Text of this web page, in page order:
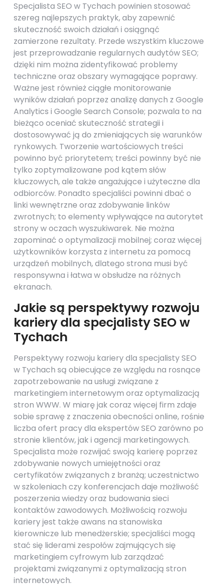
Specjalista SEO w Tychach powinien stosować
szereg najlepszych praktyk, aby zapewnić
skuteczność swoich działań i osiągnąć
zamierzone rezultaty. Przede wszystkim kluczowe
jest przeprowadzanie regularnych audytów SEO;
dzięki nim można zidentyfikować problemy
techniczne oraz obszary wymagające poprawy.
Ważne jest również ciągłe monitorowanie
wyników działań poprzez analizę danych z Google
Analytics i Google Search Console; pozwala to na
bieżąco oceniać skuteczność strategii i
dostosowywać ją do zmieniających się warunków
rynkowych. Tworzenie wartościowych treści
powinno być priorytetem; treści powinny być nie
tylko zoptymalizowane pod kątem słów
kluczowych, ale także angażujące i użyteczne dla
odbiorców. Ponadto specjaliści powinni dbać o
linki wewnętrzne oraz zdobywanie linków
zwrotnych; to elementy wpływające na autorytet
strony w oczach wyszukiwarek. Nie można
zapominać o optymalizacji mobilnej; coraz więcej
użytkowników korzysta z internetu za pomocą
urządzeń mobilnych, dlatego strona musi być
responsywna i łatwa w obsłudze na różnych
ekranach.
Jakie są perspektywy rozwoju
kariery dla specjalisty SEO w
Tychach
Perspektywy rozwoju kariery dla specjalisty SEO
w Tychach są obiecujące ze względu na rosnące
zapotrzebowanie na usługi związane z
marketingiem internetowym oraz optymalizacją
stron WWW. W miarę jak coraz więcej firm zdaje
sobie sprawę z znaczenia obecności online, rośnie
liczba ofert pracy dla ekspertów SEO zarówno po
stronie klientów, jak i agencji marketingowych.
Specjalista może rozwijać swoją karierę poprzez
zdobywanie nowych umiejętności oraz
certyfikatów związanych z branżą; uczestnictwo
w szkoleniach czy konferencjach daje możliwość
poszerzenia wiedzy oraz budowania sieci
kontaktów zawodowych. Możliwością rozwoju
kariery jest także awans na stanowiska
kierownicze lub menedżerskie; specjaliści mogą
stać się liderami zespołów zajmujących się
marketingiem cyfrowym lub zarządzać
projektami związanymi z optymalizacją stron
internetowych.